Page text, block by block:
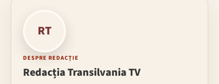
RT
DESPRE REDACȚIE
Redacția Transilvania TV